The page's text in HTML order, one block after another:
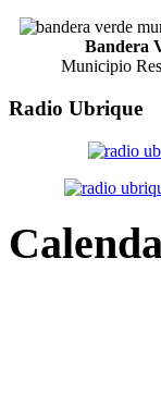
Bandera
Municipio
Radio Ubrique